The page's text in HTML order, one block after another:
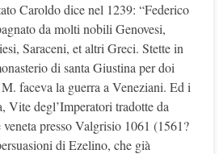
Caroldo dice nel 1239: “Federico
da molti nobili Genovesi,
Saraceni, et altri Greci. Stette in
di santa Giustina per doi
faceva la guerra a Veneziani. Ed i
Vite degl’Imperatori tradotte da
presso Valgrisio 1061 (1561?
di Ezelino, che già